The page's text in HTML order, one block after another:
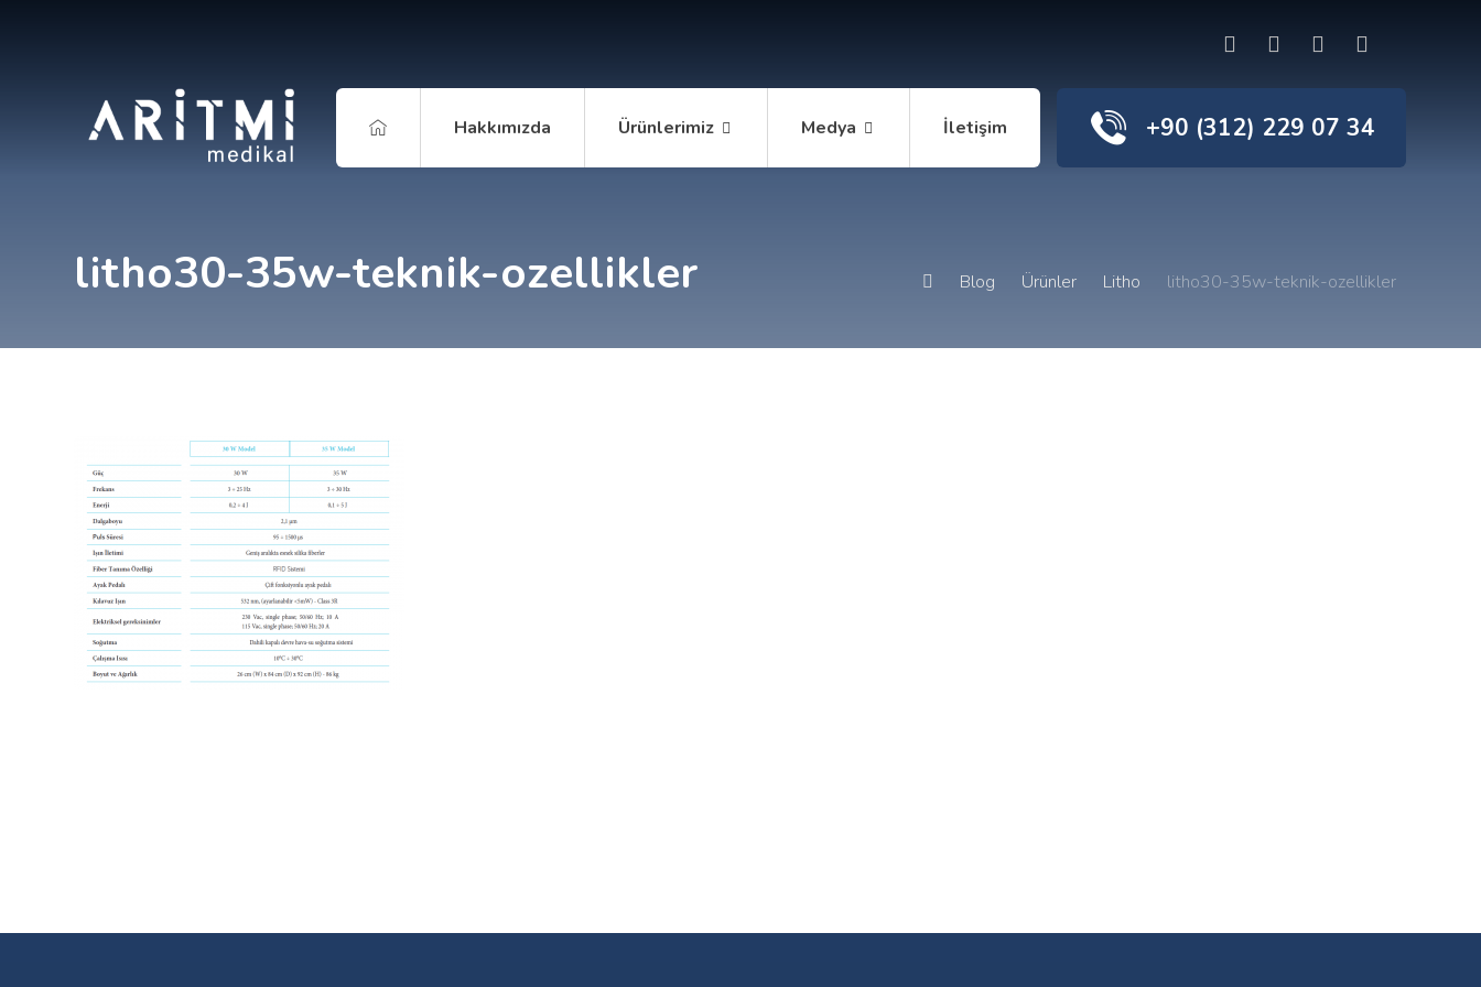
+90 (312) 229 07 34
Hakkımızda Ürünlerimiz Medya İletişim
litho30-35w-teknik-ozellikler Blog Ürünler Litho litho30-35w-teknik-ozellikler